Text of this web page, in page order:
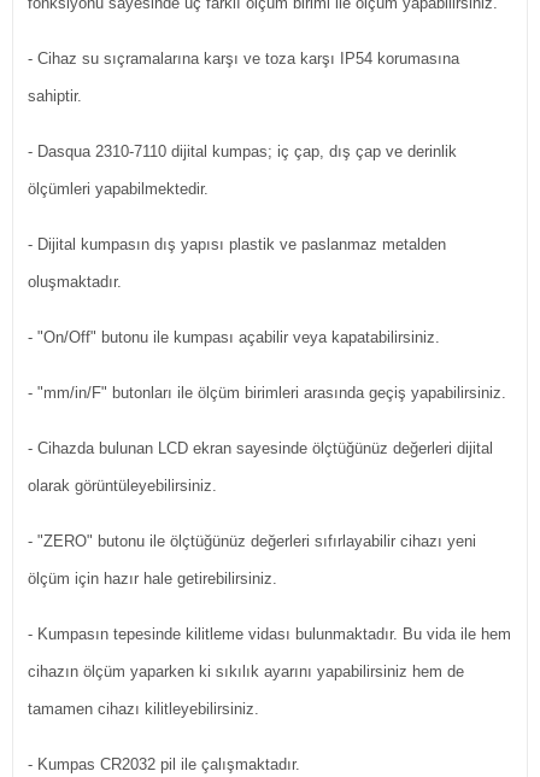
- Cihaz su sıçramalarına karşı ve toza karşı IP54 korumasına
sahiptir.
- Dasqua 2310-7110 dijital kumpas; iç çap, dış çap ve derinlik
ölçümleri yapabilmektedir.
- Dijital kumpasın dış yapısı plastik ve paslanmaz metalden
oluşmaktadır.
- "On/Off" butonu ile kumpası açabilir veya kapatabilirsiniz.
- "mm/in/F" butonları ile ölçüm birimleri arasında geçiş yapabilirsiniz.
- Cihazda bulunan LCD ekran sayesinde ölçtüğünüz değerleri dijital
olarak görüntüleyebilirsiniz.
- "ZERO" butonu ile ölçtüğünüz değerleri sıfırlayabilir cihazı yeni
ölçüm için hazır hale getirebilirsiniz.
- Kumpasın tepesinde kilitleme vidası bulunmaktadır. Bu vida ile hem
cihazın ölçüm yaparken ki sıkılık ayarını yapabilirsiniz hem de
tamamen cihazı kilitleyebilirsiniz.
- Kumpas CR2032 pil ile çalışmaktadır.